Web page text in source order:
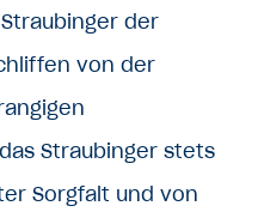
der
von der
Straubinger stets
Sorgfalt und von